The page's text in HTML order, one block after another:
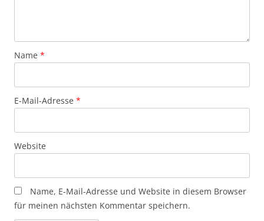
Name *
E-Mail-Adresse *
Website
Name, E-Mail-Adresse und Website in diesem Browser
für meinen nächsten Kommentar speichern.